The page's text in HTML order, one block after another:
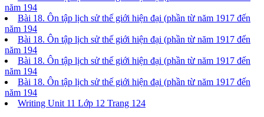
năm 194
Bài 18. Ôn tập lịch sử thế giới hiện đại (phần từ năm 1917 đến
năm 194
Bài 18. Ôn tập lịch sử thế giới hiện đại (phần từ năm 1917 đến
năm 194
Bài 18. Ôn tập lịch sử thế giới hiện đại (phần từ năm 1917 đến
năm 194
Bài 18. Ôn tập lịch sử thế giới hiện đại (phần từ năm 1917 đến
năm 194
Writing Unit 11 Lớp 12 Trang 124